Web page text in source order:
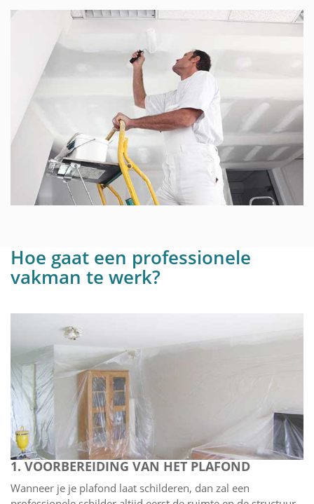
Hoe gaat een professionele
vakman te werk?
1. VOORBEREIDING VAN HET PLAFOND
Wanneer je je plafond laat schilderen, dan zal een